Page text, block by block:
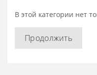
В этой категории нет
Продолжить